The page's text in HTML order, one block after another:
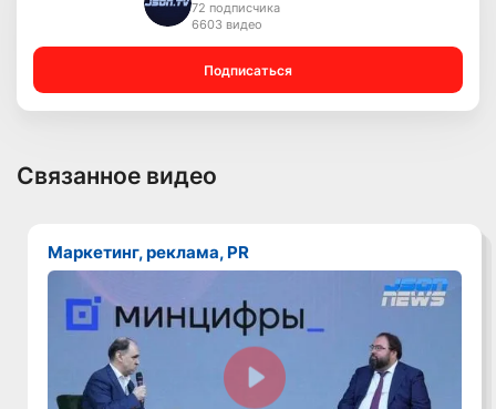
72 подписчика
6603 видео
Подписаться
Связанное видео
Маркетинг, реклама, PR